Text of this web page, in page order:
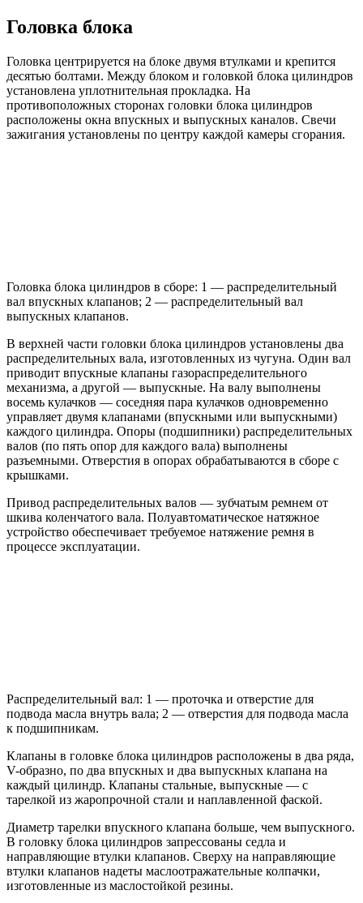
Головка блока
Головка центрируется на блоке двумя втулками и крепится
десятью болтами. Между блоком и головкой блока цилиндров
установлена уплотнительная прокладка. На
противоположных сторонах головки блока цилиндров
расположены окна впускных и выпускных каналов. Свечи
зажигания установлены по центру каждой камеры сгорания.
Головка блока цилиндров в сборе: 1 — распределительный
вал впускных клапанов; 2 — распределительный вал
выпускных клапанов.
В верхней части головки блока цилиндров установлены два
распределительных вала, изготовленных из чугуна. Один вал
приводит впускные клапаны газораспределительного
механизма, а другой — выпускные. На валу выполнены
восемь кулачков — соседняя пара кулачков одновременно
управляет двумя клапанами (впускными или выпускными)
каждого цилиндра. Опоры (подшипники) распределительных
валов (по пять опор для каждого вала) выполнены
разъемными. Отверстия в опорах обрабатываются в сборе с
крышками.
Привод распределительных валов — зубчатым ремнем от
шкива коленчатого вала. Полуавтоматическое натяжное
устройство обеспечивает требуемое натяжение ремня в
процессе эксплуатации.
Распределительный вал: 1 — проточка и отверстие для
подвода масла внутрь вала; 2 — отверстия для подвода масла
к подшипникам.
Клапаны в головке блока цилиндров расположены в два ряда,
V-образно, по два впускных и два выпускных клапана на
каждый цилиндр. Клапаны стальные, выпускные — с
тарелкой из жаропрочной стали и наплавленной фаской.
Диаметр тарелки впускного клапана больше, чем выпускного.
В головку блока цилиндров запрессованы седла и
направляющие втулки клапанов. Сверху на направляющие
втулки клапанов надеты маслоотражательные колпачки,
изготовленные из маслостойкой резины.